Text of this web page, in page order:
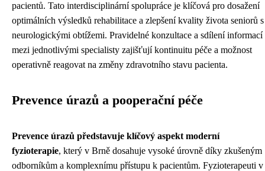
pacientů. Tato interdisciplinární spolupráce je klíčová pro dosažení
optimálních výsledků rehabilitace a zlepšení kvality života seniorů s
neurologickými obtížemi. Pravidelné konzultace a sdílení informací
mezi jednotlivými specialisty zajišťují kontinuitu péče a možnost
operativně reagovat na změny zdravotního stavu pacienta.
Prevence úrazů a pooperační péče
Prevence úrazů představuje klíčový aspekt moderní
fyzioterapie, který v Brně dosahuje vysoké úrovně díky zkušeným
odborníkům a komplexnímu přístupu k pacientům. Fyzioterapeuti v